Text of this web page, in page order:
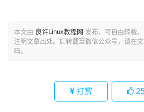
本文由 良许Linux教程网 发布，可自由转载
注明文章出处。如转载至微信公众号，请在
码。
打赏